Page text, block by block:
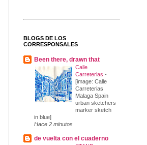
BLOGS DE LOS
CORRESPONSALES
Been there, drawn that
Calle
Carreterias -
[image: Calle
Carreterias
Malaga Spain
urban sketchers
marker sketch
in blue]
Hace 2 minutos
de vuelta con el cuaderno